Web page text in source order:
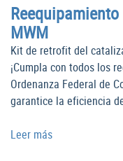
MWM
Kit de retrofit del
¡Cumpla con todos los
Ordenanza Federal de
garantice la eficiencia
Leer más